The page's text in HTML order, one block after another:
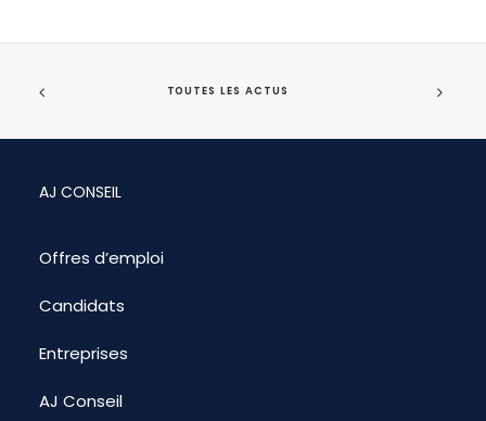
TOUTES LES ACTUS
AJ CONSEIL
Offres d’emploi
Candidats
Entreprises
AJ Conseil